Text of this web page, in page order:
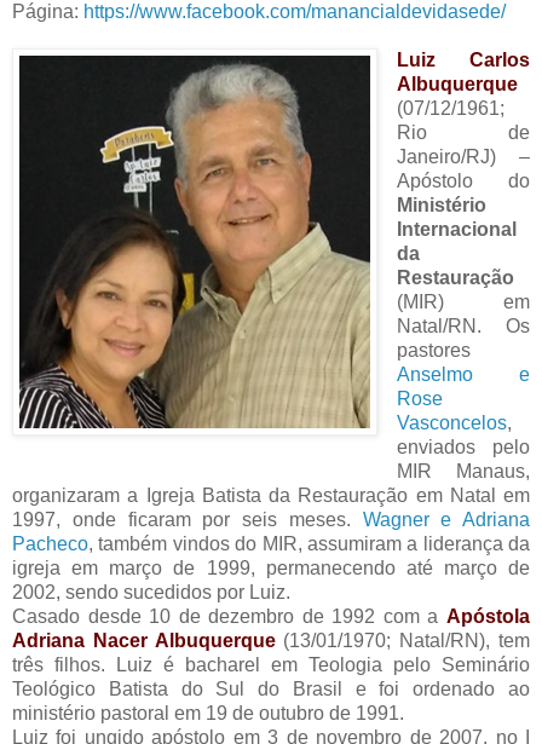
Página: https://www.facebook.com/manancialdevidasede/
Luiz Carlos
Albuquerque
(07/12/1961;
Rio de
Janeiro/RJ) –
Apóstolo do
Ministério
Internacional
da
Restauração
(MIR) em
Natal/RN. Os
pastores
Anselmo e
Rose
Vasconcelos,
enviados pelo
MIR Manaus,
organizaram a Igreja Batista da Restauração em Natal em
1997, onde ficaram por seis meses. Wagner e Adriana
Pacheco, também vindos do MIR, assumiram a liderança da
igreja em março de 1999, permanecendo até março de
2002, sendo sucedidos por Luiz.
Casado desde 10 de dezembro de 1992 com a Apóstola
Adriana Nacer Albuquerque(13/01/1970; Natal/RN), tem
três filhos. Luiz é bacharel em Teologia pelo Seminário
Teológico Batista do Sul do Brasil e foi ordenado ao
ministério pastoral em 19 de outubro de 1991.
Luiz foi ungido apóstolo em 3 de novembro de 2007, no I